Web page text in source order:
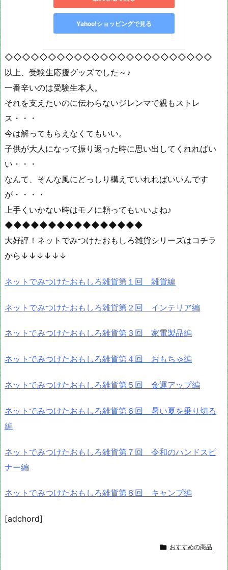
Yahoo!ショッピングで見る
◇◇◇◇◇◇◇◇◇◇◇◇◇◇◇◇◇◇◇◇◇◇◇◇
以上、受験生応援グッズでした～♪
一番辛いのは受験生本人。
それを支えたいのに伝わらないジレンマで親もストレ
ス・・・
今は解ってもらえなくてもいい。
子供が大人になって振り返った時に思い出してくれればい
い・・・
なんて、そんな風にどっしり構えていれればいいんです
が・・・・
上手くいかない時はモノに頼ってもいいよね♪
◆◆◆◆◆◆◆◆◆◆◆◆◆◆◆◆
大好評！ネットでみつけたおもしろ雑貨シリーズはコチラ
から↓↓↓↓↓↓
ネットでみつけたおもしろ雑貨第１回 雑貨編
ネットでみつけたおもしろ雑貨第２回 インテリア編
ネットでみつけたおもしろ雑貨第３回 家電製品編
ネットでみつけたおもしろ雑貨第４回 おもちゃ編
ネットでみつけたおもしろ雑貨第５回 金運アップ編
ネットでみつけたおもしろ雑貨第６回 暑い夏を乗り切る
編
ネットでみつけたおもしろ雑貨第７回 令和のハンドスピ
ナー編
ネットでみつけたおもしろ雑貨第８回 キャンプ編
[adchord]
 おすすめの商品